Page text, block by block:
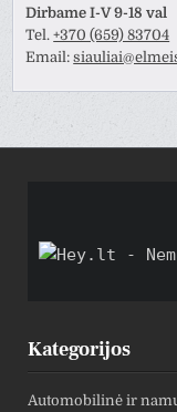
Dirbame I-V 9-18 val
Tel.+370 (659) 83704
Email:
Kategorijos
Automobilinė ir